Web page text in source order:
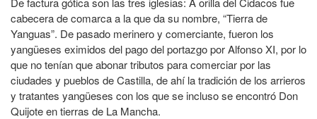
cabecera de comarca a la que da su nombre, “Tierra de
Yanguas”. De pasado merinero y comerciante, fueron los
yangüeses eximidos del pago del portazgo por Alfonso XI, por lo
que no tenían que abonar tributos para comerciar por las
ciudades y pueblos de Castilla, de ahí la tradición de los arrieros
y tratantes yangüeses con los que se incluso se encontró Don
Quijote en tierras de La Mancha.